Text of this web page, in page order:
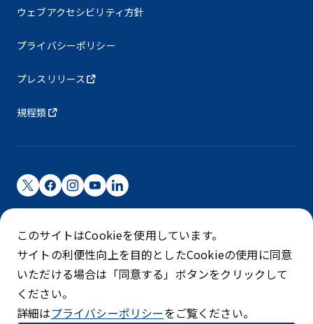
ウェブアクセシビリティ方針
プライバシーポリシー
プレスリリース
規程類
成田国際空港株式会社
成田国際空港は成田国際空港㈱（NAA）が運営しています
©NARITA INTERNATIONAL AIRPORT CORPORATION
SKYTRAX
5スターエアポート
このサイトはCookieを使用しています。
サイトの利便性向上を目的としたCookieの使用に同意
いただける場合は「同意する」ボタンをクリックして
ください。
詳細はプライバシーポリシーをご覧ください。